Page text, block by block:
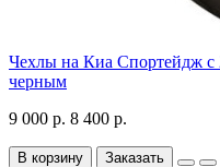
Чехлы на Киа Спортейдж с
черным
9 000 р. 8 400 р.
В корзину Заказать